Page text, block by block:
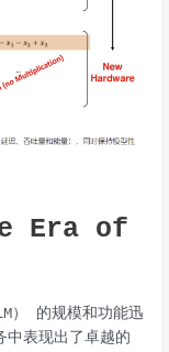
Era of
） 的规模和功能迅
中表现出了卓越的